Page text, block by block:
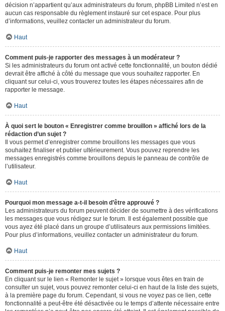
décision n’appartient qu’aux administrateurs du forum, phpBB Limited n’est en
aucun cas responsable du règlement instauré sur cet espace. Pour plus
d’informations, veuillez contacter un administrateur du forum.
Haut
Comment puis-je rapporter des messages à un modérateur ?
Si les administrateurs du forum ont activé cette fonctionnalité, un bouton dédié
devrait être affiché à côté du message que vous souhaitez rapporter. En
cliquant sur celui-ci, vous trouverez toutes les étapes nécessaires afin de
rapporter le message.
Haut
À quoi sert le bouton « Enregistrer comme brouillon » affiché lors de la
rédaction d’un sujet ?
Il vous permet d’enregistrer comme brouillons les messages que vous
souhaitez finaliser et publier ultérieurement. Vous pouvez reprendre les
messages enregistrés comme brouillons depuis le panneau de contrôle de
l’utilisateur.
Haut
Pourquoi mon message a-t-il besoin d’être approuvé ?
Les administrateurs du forum peuvent décider de soumettre à des vérifications
les messages que vous rédigez sur le forum. Il est également possible que
vous ayez été placé dans un groupe d’utilisateurs aux permissions limitées.
Pour plus d’informations, veuillez contacter un administrateur du forum.
Haut
Comment puis-je remonter mes sujets ?
En cliquant sur le lien « Remonter le sujet » lorsque vous êtes en train de
consulter un sujet, vous pouvez remonter celui-ci en haut de la liste des sujets,
à la première page du forum. Cependant, si vous ne voyez pas ce lien, cette
fonctionnalité a peut-être été désactivée ou le temps d’attente nécessaire entre